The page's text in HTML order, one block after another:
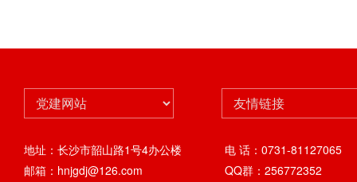
地址：长沙市韶山路1号4办公楼
电 话：0731-81127065
邮箱：hnjgdj@126.com
QQ群：256772352